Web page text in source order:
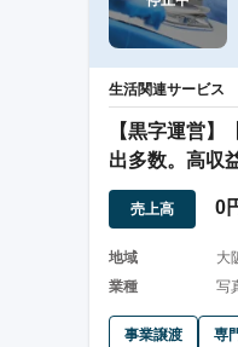
生活関連サービス
【黒字運営】
出多数。高収
事業譲渡
売上高 0
地域
大
業種
写
事業譲渡 専